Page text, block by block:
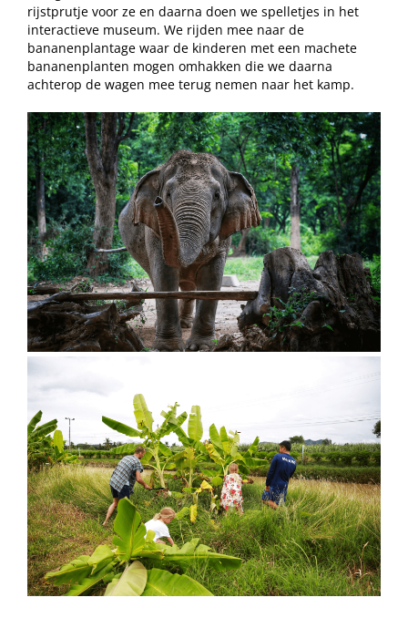
rijstprutje voor ze en daarna doen we spelletjes in het
interactieve museum. We rijden mee naar de
bananenplantage waar de kinderen met een machete
bananenplanten mogen omhakken die we daarna
achterop de wagen mee terug nemen naar het kamp.